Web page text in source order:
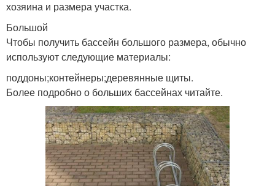
хозяина и размера участка.
Большой
Чтобы получить бассейн большого размера, обычно
используют следующие материалы:
поддоны;контейнеры;деревянные щиты.
Более подробно о больших бассейнах читайте.